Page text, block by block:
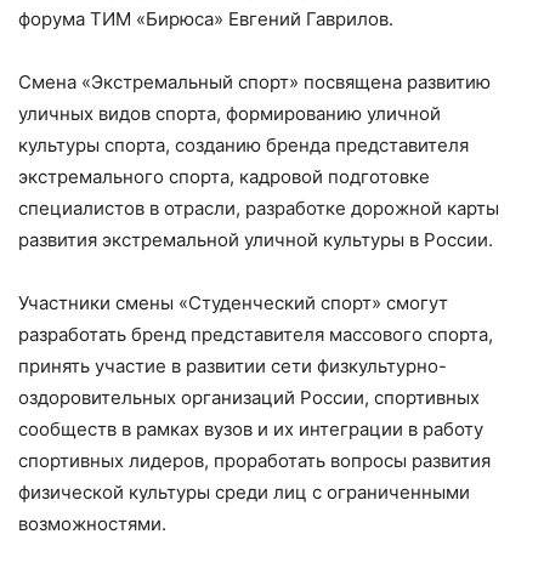
форума ТИМ «Бирюса» Евгений Гаврилов.
Смена «Экстремальный спорт» посвящена развитию
уличных видов спорта, формированию уличной
культуры спорта, созданию бренда представителя
экстремального спорта, кадровой подготовке
специалистов в отрасли, разработке дорожной карты
развития экстремальной уличной культуры в России.
Участники смены «Студенческий спорт» смогут
разработать бренд представителя массового спорта,
принять участие в развитии сети физкультурно-
оздоровительных организаций России, спортивных
сообществ в рамках вузов и их интеграции в работу
спортивных лидеров, проработать вопросы развития
физической культуры среди лиц с ограниченными
возможностями.